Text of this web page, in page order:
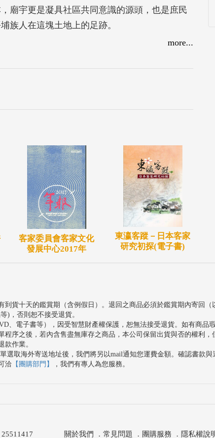
廟宇更是凝具社區共同意識的源頭，也是庶民
族人在這塊土地上的足跡。
more...
客家委員會客家文化
發展中心2017年
東瀛客蹤－日本客家
研究初探(電子書)
到貨十天的鑑賞期（含例假日）。退回之商品必須於鑑賞期內寄回
)，否則恕不接受退貨。
、電子書等），因受智慧財產權保護，恕無法接受退貨。如有商品
程序之後，若內含售盡無庫存之商品，本公司保留出貨與否的權利
款作業。
選取海外寄送地址後，我們將另以mail通知您運費金額。確認書款
洽 【團購部門】 ，我們有專人為您服務。
關於我們 ． 常見問題 ． 團購服務 ． 隱私權說